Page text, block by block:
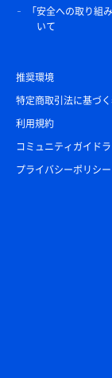
「安全への取り組
いて
推奨環境
特定商取引法に基づ
利用規約
コミュニティガイド
プライバシーポリシー